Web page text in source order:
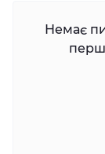
Немає